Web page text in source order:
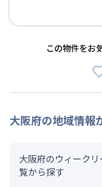
この物件をお
大阪府の地域情報
大阪府のウィーク
覧から探す